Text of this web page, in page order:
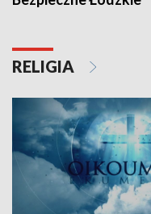
RELIGIA